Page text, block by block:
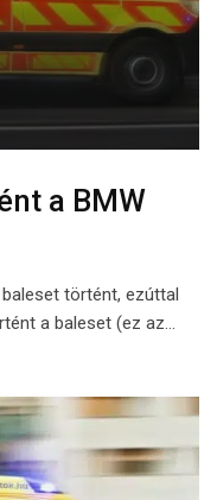
a BMW
történt, ezúttal
a baleset (ez az…